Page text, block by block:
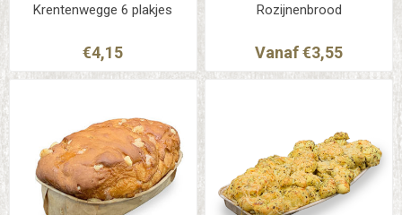
Krentenwegge 6 plakjes
€4,15
Rozijnenbrood
Vanaf €3,55